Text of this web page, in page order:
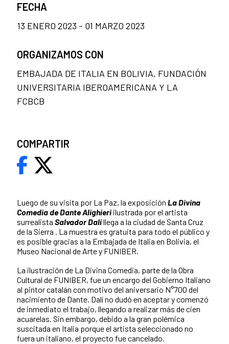
Luego de su visita por La Paz, la exposición La Divina
Comedia de Dante Alighieri ilustrada por el artista
surrealista Salvador Dalíllega a la ciudad de Santa Cruz
de la Sierra . La muestra es gratuita para todo el público y
es posible gracias a la Embajada de Italia en Bolivia, el
Museo Nacional de Arte y FUNIBER.
La ilustración de La Divina Comedia, parte de la Obra
Cultural de FUNIBER, fue un encargo del Gobierno Italiano
al pintor catalán con motivo del aniversario N°700 del
nacimiento de Dante. Dalí no dudó en aceptar y comenzó
de inmediato el trabajo, llegando a realizar más de cien
acuarelas. Sin embargo, debido a la gran polémica
suscitada en Italia porque el artista seleccionado no
fuera un italiano, el proyecto fue cancelado.
FECHA
13 ENERO 2023 - 01 MARZO 2023
ORGANIZAMOS CON
EMBAJADA DE ITALIA EN BOLIVIA, FUNDACIÓN
UNIVERSITARIA IBEROAMERICANA Y LA
FCBCB
COMPARTIR